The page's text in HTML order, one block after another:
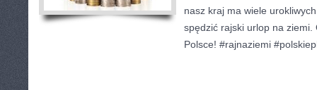
nasz kraj ma wiele
spędzić rajski urlop na
Polsce! #rajnaziemi